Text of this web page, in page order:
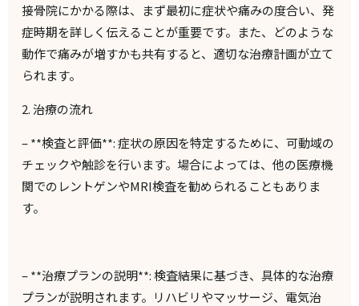
接骨院にかかる際は、まず最初に症状や痛みの度合い、発
症時期を詳しく伝えることが重要です。また、どのような
動作で痛みが増すかも共有すると、適切な治療計画が立て
られます。
2.治療の流れ
– **検査と評価**:症状の原因を特定するために、可動域の
チェックや触診を行います。場合によっては、他の医療機
関でのレントゲンやMRI検査を勧められることもありま
す。
– **治療プランの説明**:検査結果に基づき、具体的な治療
プランが説明されます。リハビリやマッサージ、電気治